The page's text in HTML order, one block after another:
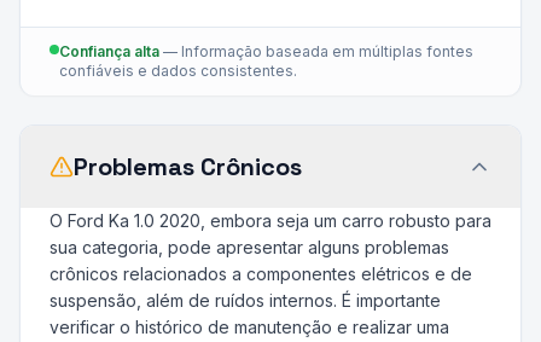
Confiança alta — Informação baseada em múltiplas fontes
confiáveis e dados consistentes.
Problemas Crônicos
O Ford Ka 1.0 2020, embora seja um carro robusto para
sua categoria, pode apresentar alguns problemas
crônicos relacionados a componentes elétricos e de
suspensão, além de ruídos internos. É importante
verificar o histórico de manutenção e realizar uma